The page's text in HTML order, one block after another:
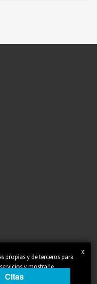
Citas
x
propias y de terceros para
y mostrarle
con sus preferencias